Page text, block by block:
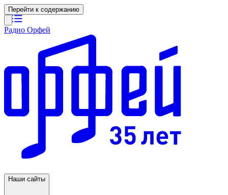
Перейти к содержанию
Радио Орфей
Наши сайты